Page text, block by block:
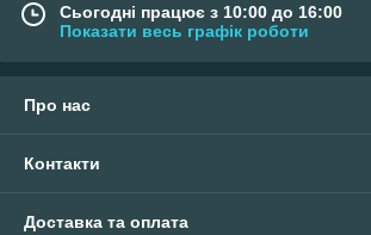
Сьогодні працює з 10:00 до 16:00
Показати весь графік роботи
Про нас
Контакти
Доставка та оплата